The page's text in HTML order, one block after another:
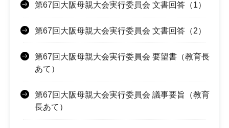
第67回大阪母親大会実行委員会 文書回答（1）
第67回大阪母親大会実行委員会 文書回答（2）
第67回大阪母親大会実行委員会 要望書（教育長
あて）
第67回大阪母親大会実行委員会 議事要旨（教育
長あて）